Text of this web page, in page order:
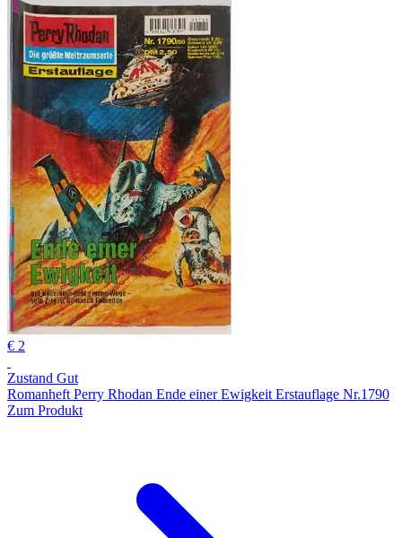
€ 2
Zustand Gut
Romanheft Perry Rhodan Ende einer Ewigkeit Erstauflage Nr.1790
Zum Produkt